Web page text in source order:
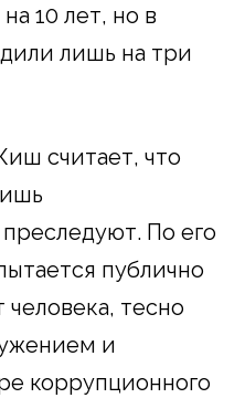
10 лет, но в
лишь на три
считает, что
По его
публично
человека, тесно
и
коррупционного